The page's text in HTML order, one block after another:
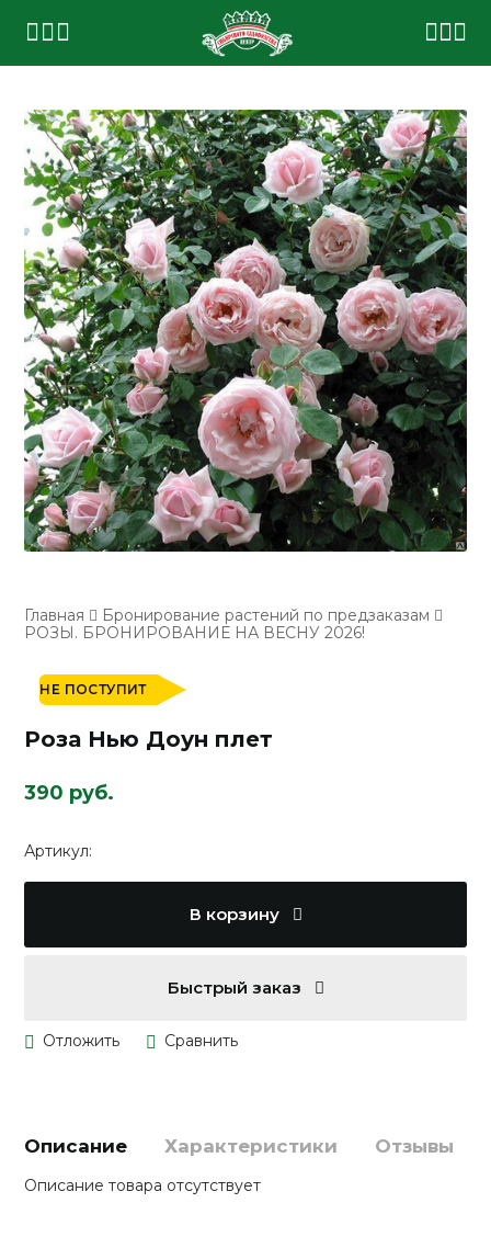
Главная
Бронирование растений по предзаказам
РОЗЫ. БРОНИРОВАНИЕ НА ВЕСНУ 2026!
НЕ ПОСТУПИТ
Роза Нью Доун плет
390 руб.
Артикул:
В корзину
Быстрый заказ
Описание Характеристики Отзывы
Описание товара отсутствует